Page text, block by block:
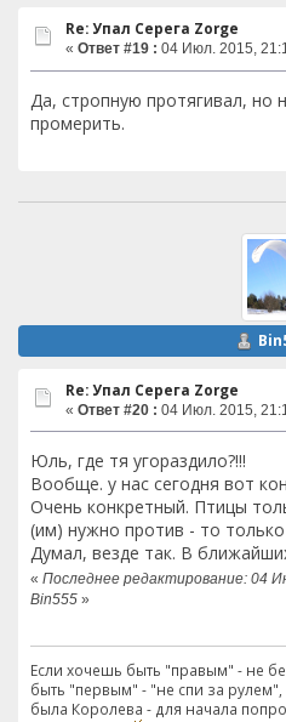
Re: Упал Серега Zorge
« Ответ #19 : 04 Июл. 2015,
Да, стропную протягивал, но
промерить.
Re: Упал Серега Zorge
« Ответ #20 : 04 Июл. 2015,
Юль, где тя угораздило?!!!
Вообще. у нас сегодня вот
Очень конкретный. Птицы
(им) нужно против - то
Думал, везде так. В
« Последнее редактирование: 04
Bin555 »
Если хочешь быть "правым" - не
быть "первым" - "не спи за
была Королева - для начала